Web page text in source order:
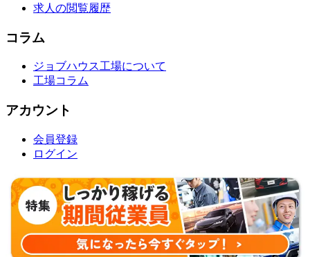
求人の閲覧履歴
コラム
ジョブハウス工場について
工場コラム
アカウント
会員登録
ログイン